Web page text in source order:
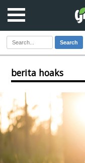
Search
berita hoaks